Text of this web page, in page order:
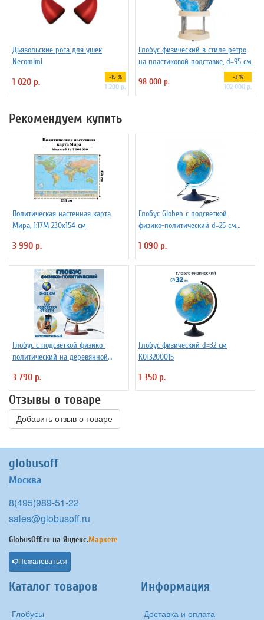
Дьявольские рога для ушек
Necomimi
1 020 р. -15 %
1 200 р.
Глобус физический в стиле ретро
на пластиковой подставке, d=95 см
98 000 р.
-3 %
102 000 р.
Рекомендуем купить
Политическая настенная карта
Мира, 1:17М 230х154 см
3 990 р.
Глобус Globen с подсветкой
физико-политический d=25 см
1 090 р.
Глобус с подсветкой физико-
политический на деревянной
3 790 р.
Глобус физический d=32 см
К013200015
1 350 р.
Отзывы о товаре
Добавить отзыв о товаре
globusoff
Москва
8(495)989-51-22
sales@globusoff.ru
GlobusOff.ru на Яндекс.Маркете
Пожаловаться
Каталог товаров
Глобусы
Информация
Доставка и оплата